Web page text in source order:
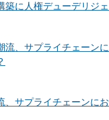
築に人権デューデリジェ
、サプライチェーンにお